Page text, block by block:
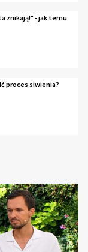
znikają!" - jak temu
proces siwienia?